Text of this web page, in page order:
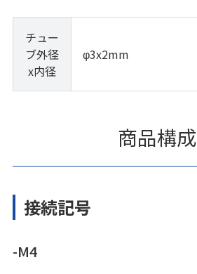
チュー
ブ外径
x内径
φ3x2mm
商品構成
接続記号
-M4